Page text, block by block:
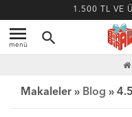
1.500 TL VE
menu
menü search
Makaleler » Blog » 4.5G